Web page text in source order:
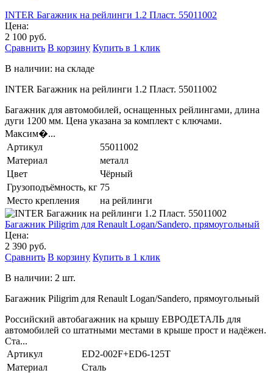
INTER Багажник на рейлинги 1.2 Пласт. 55011002
Цена:
2 100 руб.
Сравнить В корзину Купить в 1 клик
В наличии: на складе
INTER Багажник на рейлинги 1.2 Пласт. 55011002
Багажник для автомобилей, оснащенных рейлингами, длина
дуги 1200 мм. Цена указана за комплект с ключами.
Максим�...
Артикул
55011002
Материал
металл
Цвет
Чёрный
Грузоподъёмность, кг 75
Место крепления
на рейлинги
Багажник Piligrim для Renault Logan/Sandero, прямоугольный
Цена:
2 390 руб.
Сравнить В корзину Купить в 1 клик
В наличии: 2 шт.
Багажник Piligrim для Renault Logan/Sandero, прямоугольный
Российский автобагажник на крышу ЕВРОДЕТАЛЬ для
автомобилей со штатными местами в крыше прост и надёжен.
Ста...
Артикул
ED2-002F+ED6-125T
Материал
Сталь